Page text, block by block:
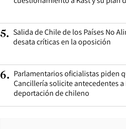
5. Salida de Chile de los Países No
desata críticas en la oposición
6. Parlamentarios oficialistas piden
Cancillería solicite antecedentes a
deportación de chileno